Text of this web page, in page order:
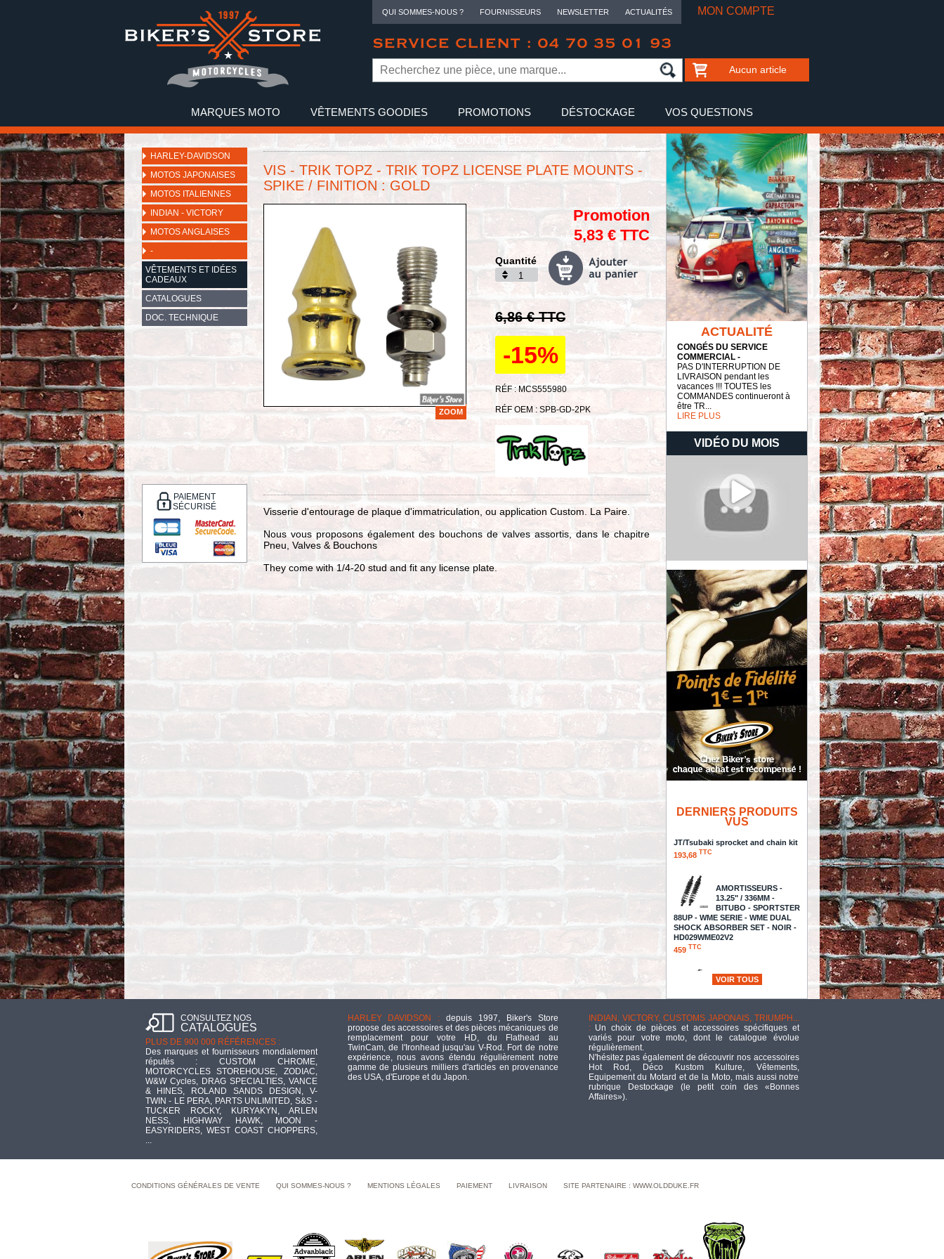
QUI SOMMES-NOUS ? FOURNISSEURS NEWSLETTER ACTUALITÉS MON COMPTE
SERVICE CLIENT : 04 70 35 01 93
Aucun article
MARQUES MOTO VÊTEMENTS GOODIES PROMOTIONS DÉSTOCKAGE VOS QUESTIONS
NOUS CONTACTER
HARLEY-DAVIDSON
MOTOS JAPONAISES
MOTOS ITALIENNES
INDIAN - VICTORY
MOTOS ANGLAISES
-
VÊTEMENTS ET IDÉES
CADEAUX
CATALOGUES
DOC. TECHNIQUE
PAIEMENT
SÉCURISÉ
VIS - TRIK TOPZ - TRIK TOPZ LICENSE PLATE MOUNTS -
SPIKE / FINITION : GOLD
ZOOM
Promotion
5,83 € TTC
Quantité
6,86 € TTC
-15%
RÉF : MCS555980
RÉF OEM : SPB-GD-2PK
Visserie d'entourage de plaque d'immatriculation, ou application Custom. La Paire.
Nous vous proposons également des bouchons de valves assortis, dans le chapitre
Pneu, Valves & Bouchons
They come with 1/4-20 stud and fit any license plate.
ACTUALITÉ
CONGÉS DU SERVICE
COMMERCIAL -
PAS D'INTERRUPTION DE
LIVRAISON pendant les
vacances !!! TOUTES les
COMMANDES continueront à
être TR...
LIRE PLUS
VIDÉO DU MOIS
DERNIERS PRODUITS
VUS
JT/Tsubaki sprocket and chain kit
193,68 TTC
AMORTISSEURS -
13.25" / 336MM -
BITUBO - SPORTSTER
88UP - WME SERIE - WME DUAL
SHOCK ABSORBER SET - NOIR -
HD029WME02V2
459 TTC
ECHAPPEMENT -
FREEDOM PERFORMANCE -
INDEPENDENCE "PERFORATED"
- NOIR / EMBOUTS : SLASH CUT
NOIR - HD02150
1 019,19TTC
CABLE DE RETOUR
1/8"-27 NPT MALE -
45° - GOODRIDGE - INOX - POLI -
823-03P3
VOIR TOUS
CONSULTEZ NOS
CATALOGUES
PLUS DE 900 000 RÉFÉRENCES :
Des marques et fournisseurs mondialement
réputés : CUSTOM CHROME,
MOTORCYCLES STOREHOUSE, ZODIAC,
W&W Cycles, DRAG SPECIALTIES, VANCE
& HINES, ROLAND SANDS DESIGN, V-
TWIN - LE PERA, PARTS UNLIMITED, S&S -
TUCKER ROCKY, KURYAKYN, ARLEN
NESS, HIGHWAY HAWK, MOON -
EASYRIDERS, WEST COAST CHOPPERS,
HARLEY DAVIDSON : depuis 1997, Biker's Store
propose des accessoires et des pièces mécaniques de
remplacement pour votre HD, du Flathead au
TwinCam, de l'Ironhead jusqu'au V-Rod. Fort de notre
expérience, nous avons étendu régulièrement notre
gamme de plusieurs milliers d'articles en provenance
des USA, d'Europe et du Japon.
INDIAN, VICTORY, CUSTOMS JAPONAIS, TRIUMPH...
:Un choix de pièces et accessoires spécifiques et
variés pour votre moto, dont le catalogue évolue
régulièrement.
N'hésitez pas également de découvrir nos accessoires
Hot Rod, Déco Kustom Kulture, Vêtements,
Equipement du Motard et de la Moto, mais aussi notre
rubrique Destockage (le petit coin des «Bonnes
Affaires»).
CONDITIONS GÉNÉRALES DE VENTE QUI SOMMES-NOUS ? MENTIONS LÉGALES PAIEMENT LIVRAISON SITE PARTENAIRE : WWW.OLDDUKE.FR